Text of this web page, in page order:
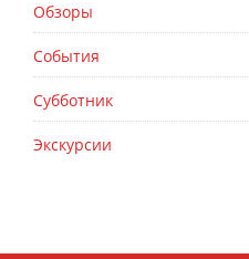
Обзоры
События
Субботник
Экскурсии